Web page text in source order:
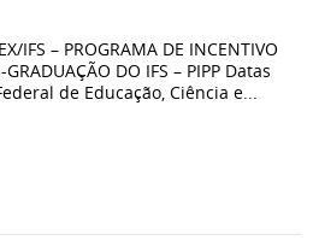
IFS – PROGRAMA DE INCENTIVO
DO IFS – PIPP Datas
de Educação, Ciência e...